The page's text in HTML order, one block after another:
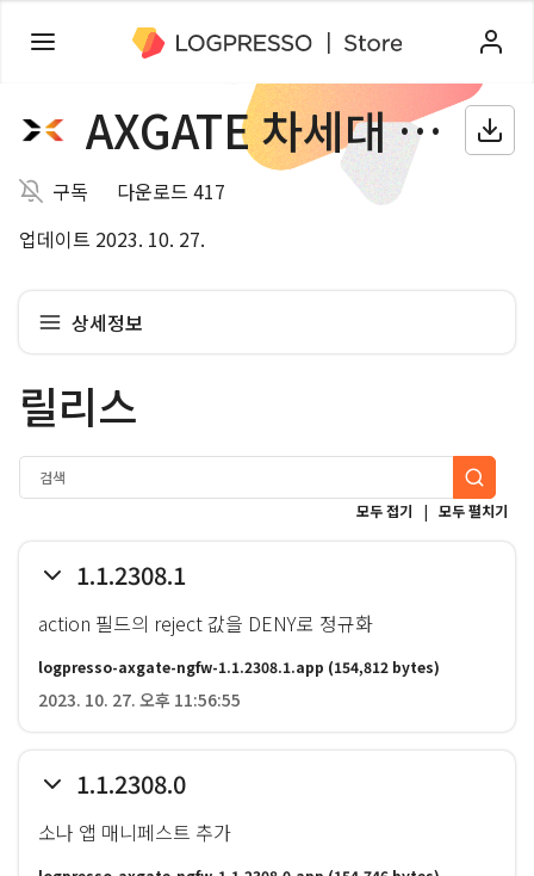
AXGATE 차세대 방화벽
구독
다운로드 417
업데이트 2023. 10. 27.
상세정보
릴리스
모두 접기 | 모두 펼치기
1.1.2308.1
action 필드의 reject 값을 DENY로 정규화
logpresso-axgate-ngfw-1.1.2308.1.app (154,812 bytes)
2023. 10. 27. 오후 11:56:55
1.1.2308.0
소나 앱 매니페스트 추가